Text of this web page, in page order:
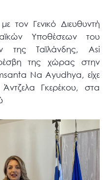
τον Γενικό Διευθυντή
Υποθέσεων του
της Ταϊλάνδης, Asi
της χώρας στην
Na Ayudhya, είχε
Γκερέκου, στα